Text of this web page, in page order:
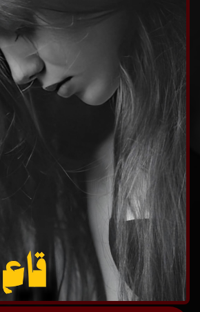
رواية الزهور هي الطُعم -
رواية الزهور هي الطُعم -